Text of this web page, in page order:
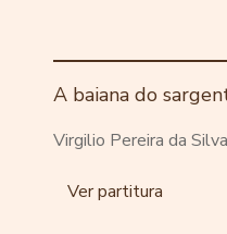
A baiana do
Virgilio Pereira da Silva
Ver partitura